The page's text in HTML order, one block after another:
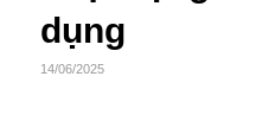
dụng
14/06/2025